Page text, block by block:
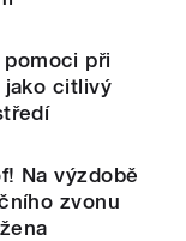
pomoci při
jako citlivý
Na výzdobě
zvonu